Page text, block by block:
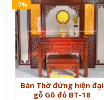
-7%
Bàn Thờ đứng hiện đại
gỗ Gõ đỏ BT-18